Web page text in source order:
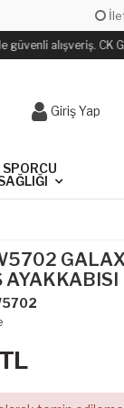
güvenli alışveriş. CK
Giriş Yap
SPORCU
AYAKKABISI